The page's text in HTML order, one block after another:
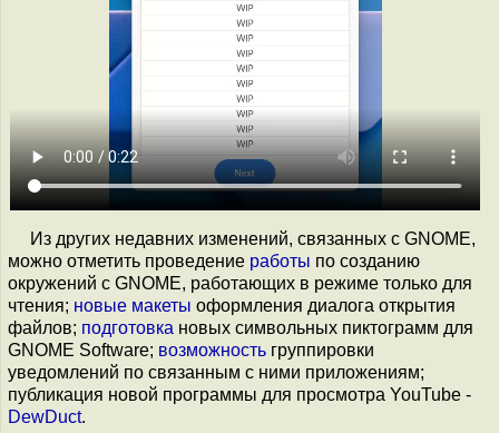
Из других недавних изменений, связанных с GNOME,
можно отметить проведение работы по созданию
окружений с GNOME, работающих в режиме только для
чтения; новые макеты оформления диалога открытия
файлов; подготовка новых символьных пиктограмм для
GNOME Software; возможность группировки
уведомлений по связанным с ними приложениям;
публикация новой программы для просмотра YouTube -
DewDuct.